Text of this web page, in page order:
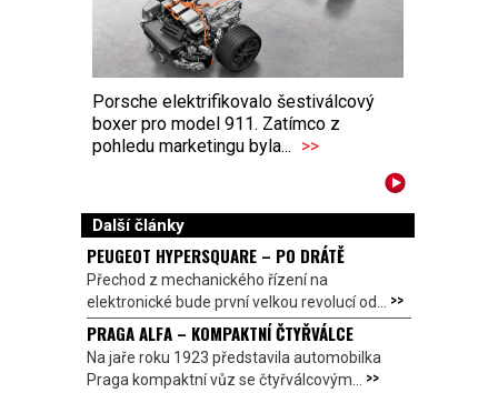
Porsche elektrifikovalo šestiválcový
boxer pro model 911. Zatímco z
pohledu marketingu byla... >>
Další články
PEUGEOT HYPERSQUARE – PO DRÁTĚ
Přechod z mechanického řízení na
elektronické bude první velkou revolucí od... >>
PRAGA ALFA – KOMPAKTNÍ ČTYŘVÁLCE
Na jaře roku 1923 představila automobilka
Praga kompaktní vůz se čtyřválcovým... >>